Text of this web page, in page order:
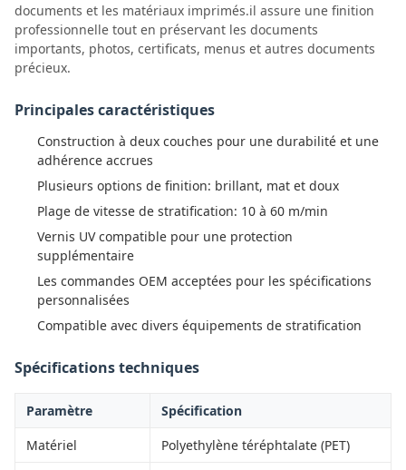
documents et les matériaux imprimés.il assure une finition
professionnelle tout en préservant les documents
importants, photos, certificats, menus et autres documents
précieux.
Principales caractéristiques
Construction à deux couches pour une durabilité et une
adhérence accrues
Plusieurs options de finition: brillant, mat et doux
Plage de vitesse de stratification: 10 à 60 m/min
Vernis UV compatible pour une protection
supplémentaire
Les commandes OEM acceptées pour les spécifications
personnalisées
Compatible avec divers équipements de stratification
Spécifications techniques
Paramètre
Spécification
Matériel
Polyethylène téréphtalate (PET)